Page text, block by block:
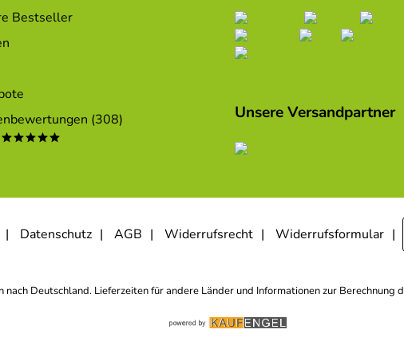
Bestseller
(308)
*****
Unsere Versandpartner
Datenschutz AGB Widerrufsrecht Widerrufsformular
Deutschland. Lieferzeiten für andere Länder und Informationen zur Berechnung